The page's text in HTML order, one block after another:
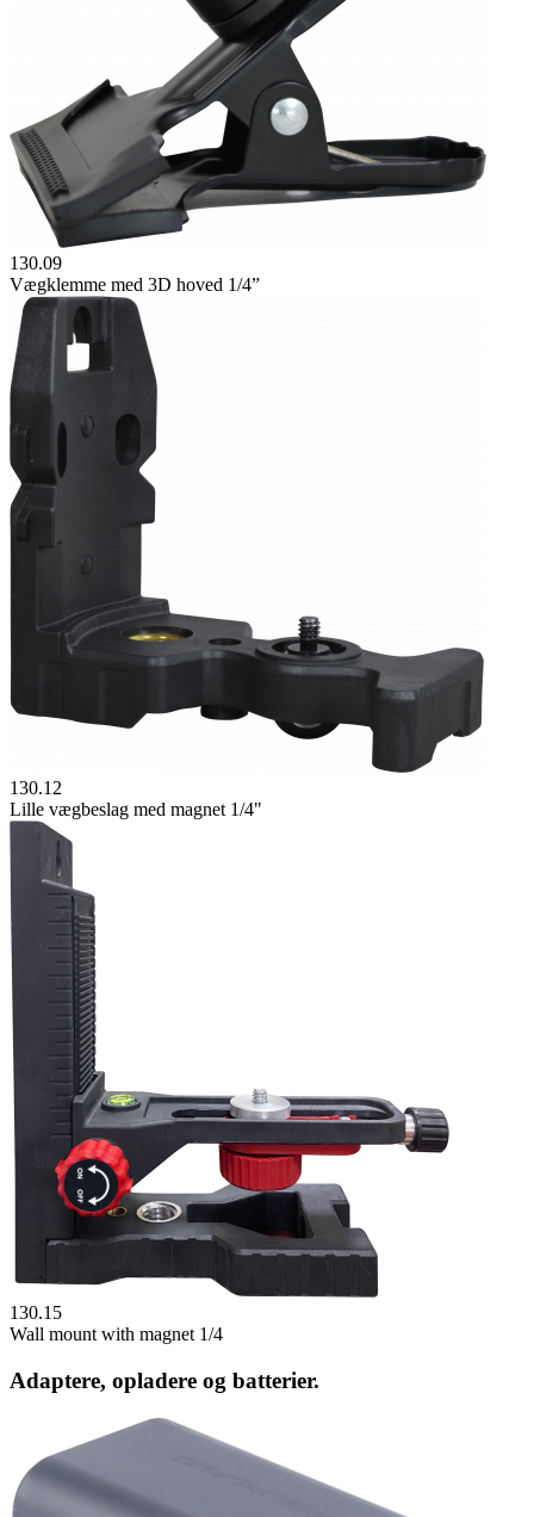
130.09
Vægklemme med 3D hoved 1/4”
130.12
Lille vægbeslag med magnet 1/4"
130.15
Wall mount with magnet 1/4
Adaptere, opladere og batterier.